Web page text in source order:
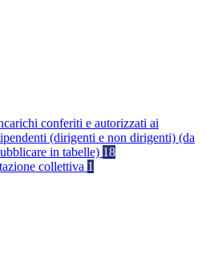
conferiti e autorizzati ai
(dirigenti e non dirigenti) (da
in tabelle) 18
collettiva 1